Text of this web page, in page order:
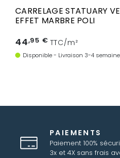
CARRELAGE STATUARY
EFFET MARBRE POLI
44,95 € TTC/m²
Disponible - Livraison 3-4
PAIEMENTS
Paiement 100%
3x et 4X sans frais